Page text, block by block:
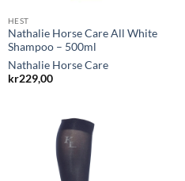
HEST
Nathalie Horse Care All White
Shampoo – 500ml
Nathalie Horse Care
kr229,00